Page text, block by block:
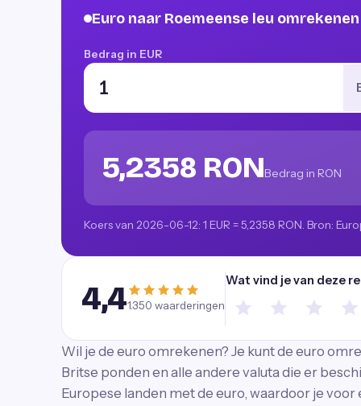
Euro naar Roemeense leu omrekenen
Bedrag in EUR
5,2358 RONBedrag in RON
Koers van 2026-06-12: 1 EUR = 5,2358 RON. Bron:
4,41.350 waarderingen
Wat vind je van deze
Wil je de euro omrekenen? Je kunt de euro
Britse ponden en alle andere valuta die er
Europese landen met de euro, waardoor je